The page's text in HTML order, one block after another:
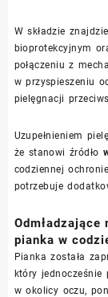
W składzie
bioprotekcyjnym
połączeniu z
w przyspieszeniu
pielęgnacji
Uzupełnieniem
że stanowi źródło
codziennej
potrzebuje
pianka w
Pianka została
który jednocześnie
w okolicy oczu,